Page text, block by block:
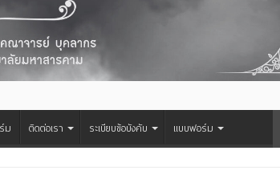
ม ติดต่อเรา ระเบียบข้อบังคับ แบบฟอร์ม